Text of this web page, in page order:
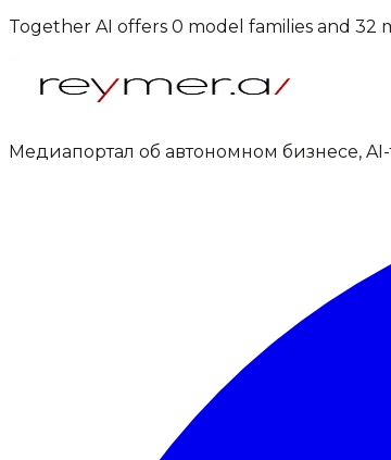
Together AI offers 0 model families and 32
Медиапортал об автономном бизнесе,